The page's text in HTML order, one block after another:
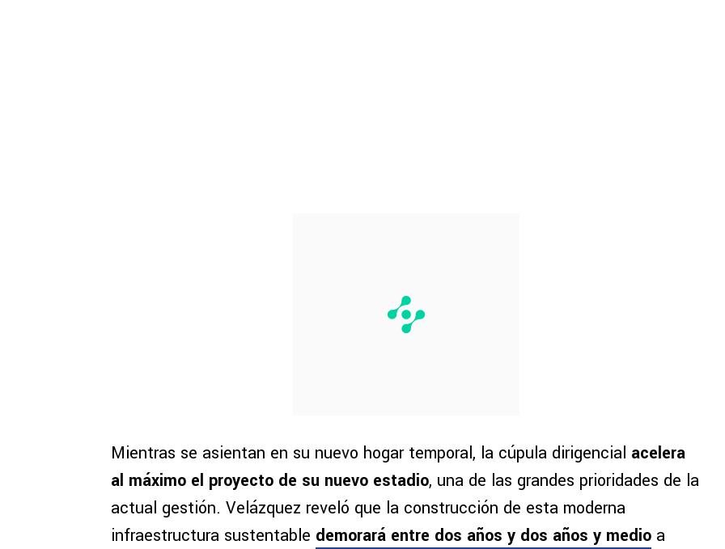
Mientras se asientan en su nuevo hogar temporal, la cúpula dirigencial acelera
al máximo el proyecto de su nuevo estadio, una de las grandes prioridades de la
actual gestión. Velázquez reveló que la construcción de esta moderna
infraestructura sustentable demorará entre dos años y dos años y medio a